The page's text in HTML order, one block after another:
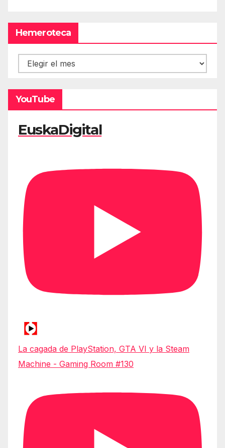
Hemeroteca
Hemeroteca
YouTube
EuskaDigital
La cagada de PlayStation, GTA VI y la Steam
Machine - Gaming Room #130